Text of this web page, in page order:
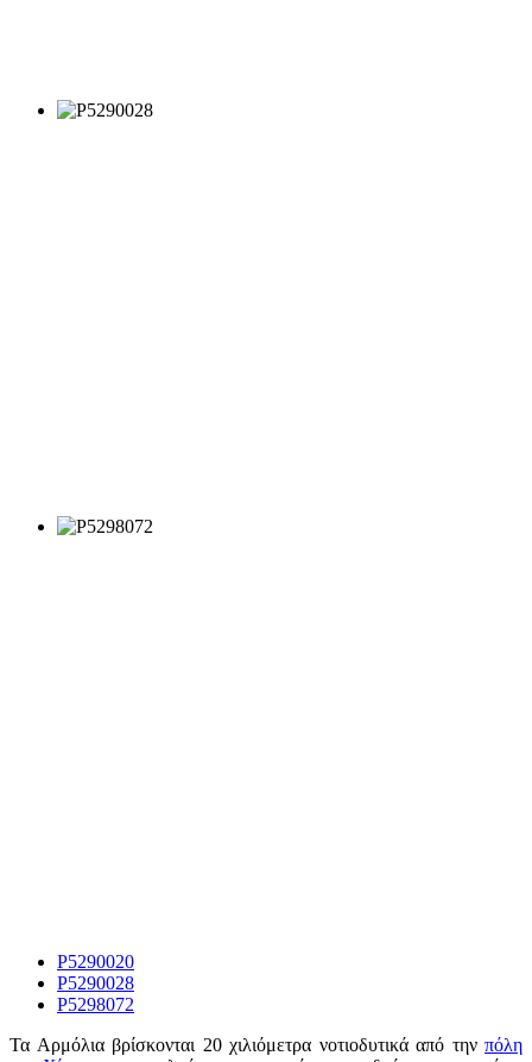
P5290020
P5290028
P5298072
Τα Αρμόλια βρίσκονται 20 χιλιόμετρα νοτιοδυτικά από την πόλη